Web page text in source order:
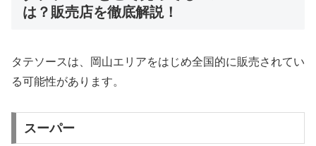
は？販売店を徹底解説！
タテソースは、岡山エリアをはじめ全国的に販売されてい
る可能性があります。
スーパー